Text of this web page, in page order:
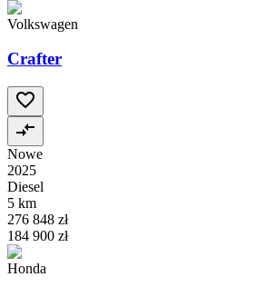
Volkswagen
Crafter
Nowe
2025
Diesel
5 km
276 848 zł
184 900 zł
Honda